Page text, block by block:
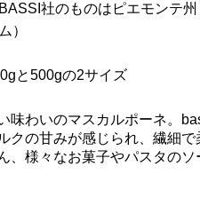
社のものはピエモンテ州
）
と500gの2サイズ
わいのマスカルポーネ。
クの甘みが感じられ、繊細
、様々なお菓子やパスタの